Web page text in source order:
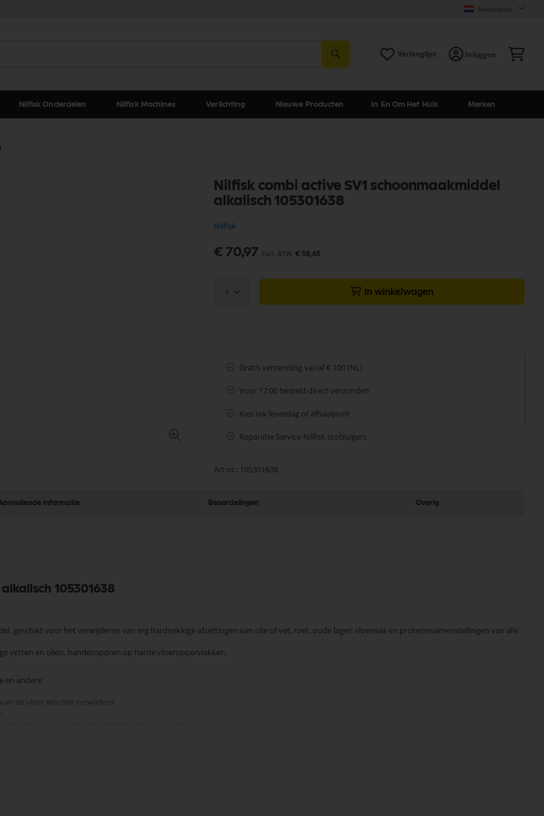
Nederlands
Verlanglijst Inloggen
Nilfisk Onderdelen Nilfisk Machines Verlichting Nieuwe Producten In En Om Het Huis Merken
Nilfisk combi active SV1 schoonmaakmiddel
alkalisch 105301638
Nilfisk
€ 70,97 € 58,65
1 In winkelwagen
Gratis verzending vanaf € 100 (NL)
Voor 17:00 besteld direct verzonden
Kies uw leverdag of afhaalpunt
Reparatie Service Nilfisk stofzuigers
Art.nr. 105301638
informatie Beoordelingen Overig
105301638
geschikt voor het verwijderen van erg hardnekkige afzettingen van olie of vet, roet, oude lagen vloerwas en proteïnesamenstellingen van alle
vetten en oliën, bandensporen op harde vloeroppervlakken.
en andere
de vloer worden verwijderd